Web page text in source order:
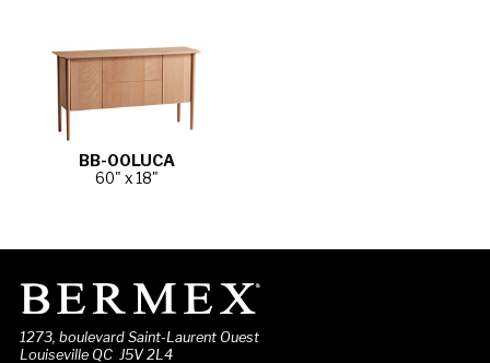
BB-00LUCA
60" x 18"
1273, boulevard Saint-Laurent Ouest
Louiseville QC J5V 2L4